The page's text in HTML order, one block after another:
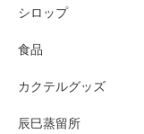
シロップ
食品
カクテルグッズ
辰巳蒸留所